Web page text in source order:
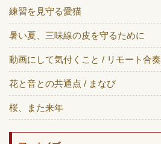
練習を見守る愛猫
暑い夏、三味線の皮を守るために
動画にして気付くこと / リモート合奏
花と音との共通点 / まなび
桜、また来年